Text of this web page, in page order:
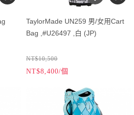
TaylorMade UN259 男/女用Cart
Bag ,#U26497 ,白 (JP)
NT$10,500
NT$8,400/個